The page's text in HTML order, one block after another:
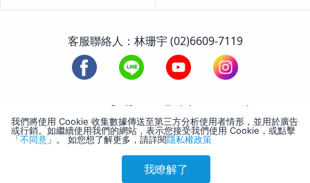
客服聯絡人：林珊宇 (02)6609-7119
1988-2026 © Lifetour All Rights Reserved.
我們將使用 Cookie 收集數據傳送至第三方分析使用者情形，並用於廣告
或行銷。如繼續使用我們的網站，表示您接受我們使用 Cookie，或點擊
「不同意 」。 如您想了解更多，請詳閱隱私權政策
我瞭解了